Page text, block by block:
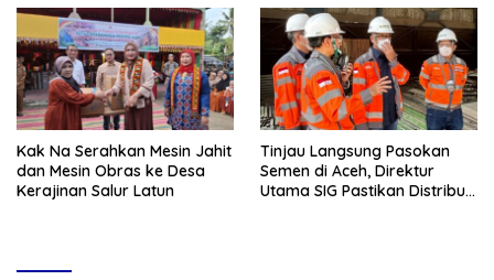
Kak Na Serahkan Mesin Jahit
dan Mesin Obras ke Desa
Kerajinan Salur Latun
Tinjau Langsung Pasokan
Semen di Aceh, Direktur
Utama SIG Pastikan Distribusi